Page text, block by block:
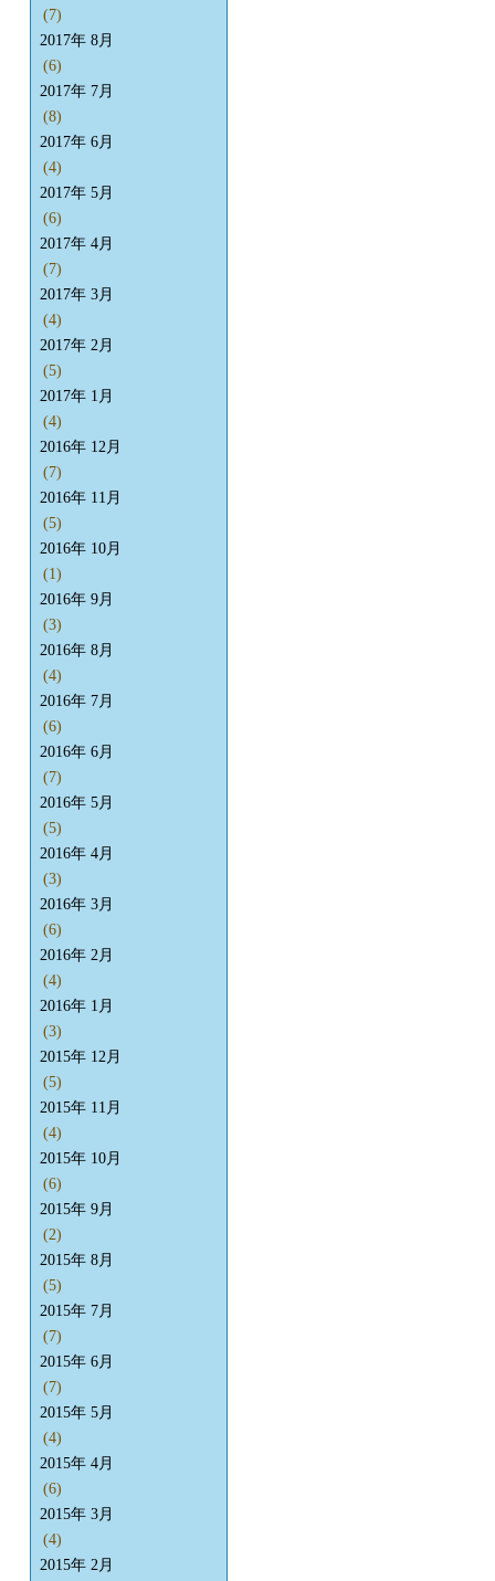
(7)
2017年 8月
(6)
2017年 7月
(8)
2017年 6月
(4)
2017年 5月
(6)
2017年 4月
(7)
2017年 3月
(4)
2017年 2月
(5)
2017年 1月
(4)
2016年 12月
(7)
2016年 11月
(5)
2016年 10月
(1)
2016年 9月
(3)
2016年 8月
(4)
2016年 7月
(6)
2016年 6月
(7)
2016年 5月
(5)
2016年 4月
(3)
2016年 3月
(6)
2016年 2月
(4)
2016年 1月
(3)
2015年 12月
(5)
2015年 11月
(4)
2015年 10月
(6)
2015年 9月
(2)
2015年 8月
(5)
2015年 7月
(7)
2015年 6月
(7)
2015年 5月
(4)
2015年 4月
(6)
2015年 3月
(4)
2015年 2月